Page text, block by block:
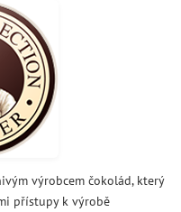
výrobcem čokolád, který
přístupy k výrobě